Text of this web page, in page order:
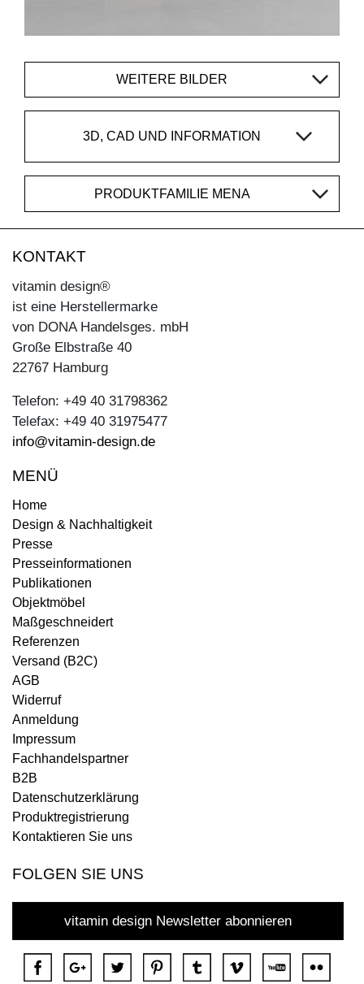
WEITERE BILDER
3D, CAD UND INFORMATION
PRODUKTFAMILIE MENA
KONTAKT
vitamin design®
ist eine Herstellermarke
von DONA Handelsges. mbH
Große Elbstraße 40
22767 Hamburg
Telefon: +49 40 31798362
Telefax: +49 40 31975477
info@vitamin-design.de
MENÜ
Home
Design & Nachhaltigkeit
Presse
Presseinformationen
Publikationen
Objektmöbel
Maßgeschneidert
Referenzen
Versand (B2C)
AGB
Widerruf
Anmeldung
Impressum
Fachhandelspartner
B2B
Datenschutzerklärung
Produktregistrierung
Kontaktieren Sie uns
FOLGEN SIE UNS
vitamin design Newsletter abonnieren